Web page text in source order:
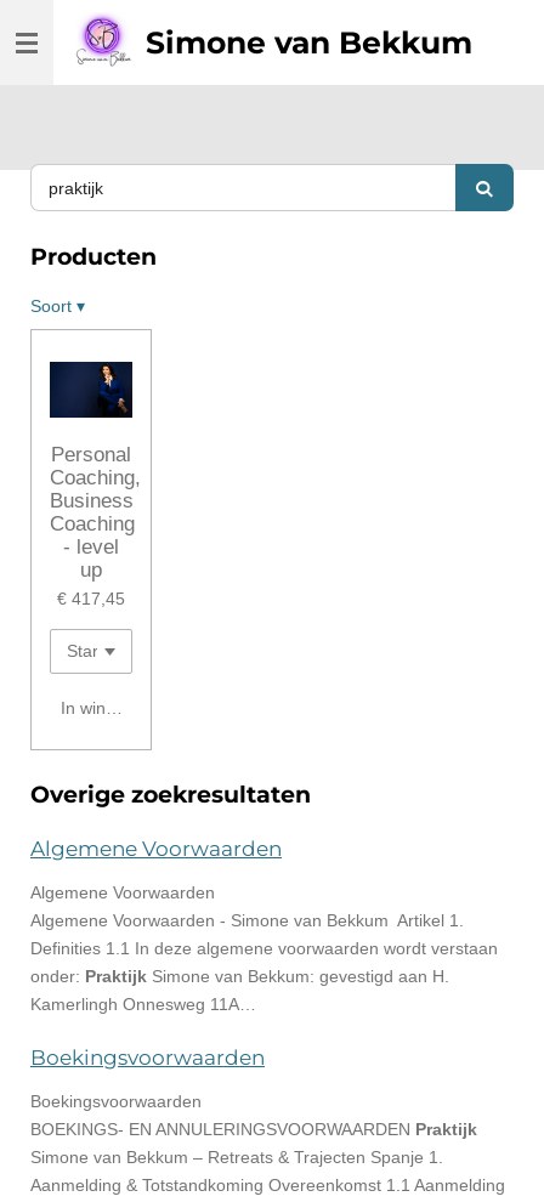
direct
Simone van Bekkum
Producten
Soort ▾
Personal
Coaching,
Business
Coaching
- level
up
€ 417,45
In winkelwagen
Overige zoekresultaten
Algemene Voorwaarden
Algemene Voorwaarden
Algemene Voorwaarden - Simone van Bekkum Artikel 1.
Definities 1.1 In deze algemene voorwaarden wordt verstaan
onder: Praktijk Simone van Bekkum: gevestigd aan H.
Kamerlingh Onnesweg 11A…
Boekingsvoorwaarden
Boekingsvoorwaarden
BOEKINGS- EN ANNULERINGSVOORWAARDEN Praktijk
Simone van Bekkum – Retreats & Trajecten Spanje 1.
Aanmelding & Totstandkoming Overeenkomst 1.1 Aanmelding